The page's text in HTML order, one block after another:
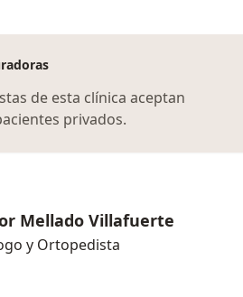
de esta clínica aceptan
privados.
Mellado Villafuerte
y Ortopedista